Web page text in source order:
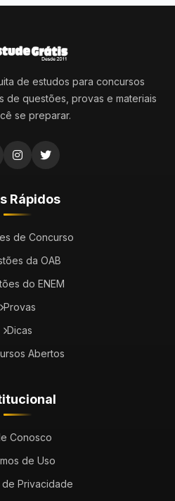
de estudos para concursos
de questões, provas e materiais
se preparar.
Rápidos
de Concurso
da OAB
do ENEM
Provas
Dicas
Abertos
Conosco
de Uso
de Privacidade